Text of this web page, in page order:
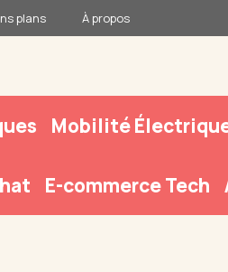
plans À propos
Mobilité
E-commerce Tech